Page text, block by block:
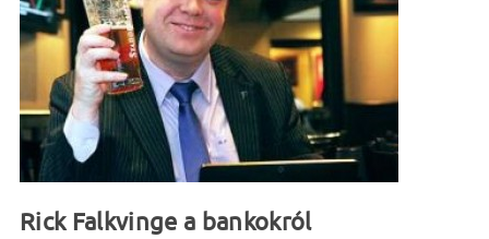
Rick Falkvinge a bankokról